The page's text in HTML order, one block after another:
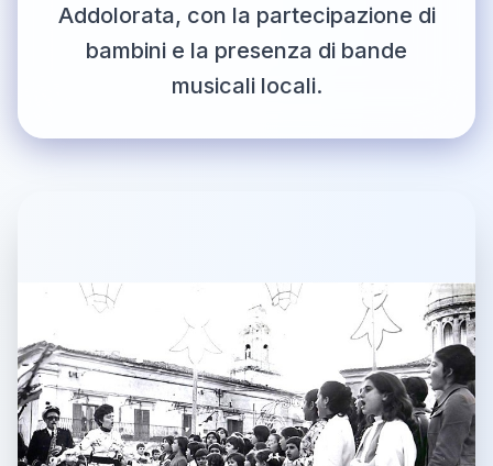
Addolorata, con la partecipazione di
bambini e la presenza di bande
musicali locali.